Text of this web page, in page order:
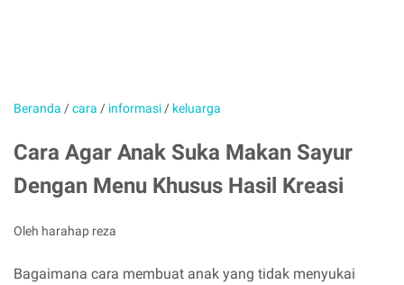
Beranda /cara / informasi / keluarga
Cara Agar Anak Suka Makan Sayur
Dengan Menu Khusus Hasil Kreasi
Oleh harahap reza
Bagaimana cara membuat anak yang tidak menyukai